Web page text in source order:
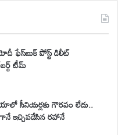
ఫేస్‌బుక్ పోస్ట్ డిలీట్
టీమ్
సీనియర్లకు గౌరవం లేదు..
ఇచ్చిపడేసిన రహానే